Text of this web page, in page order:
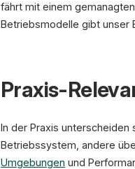
fährt mit einem
Betriebsmodelle gibt unser
Praxis-
In der Praxis
Betriebssystem, andere
Umgebungen und